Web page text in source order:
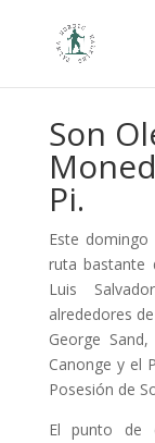
Son
Pi.
Este
ruta bastante
Luis
alrededores
George
Canonge y el
Posesión de
El punto de